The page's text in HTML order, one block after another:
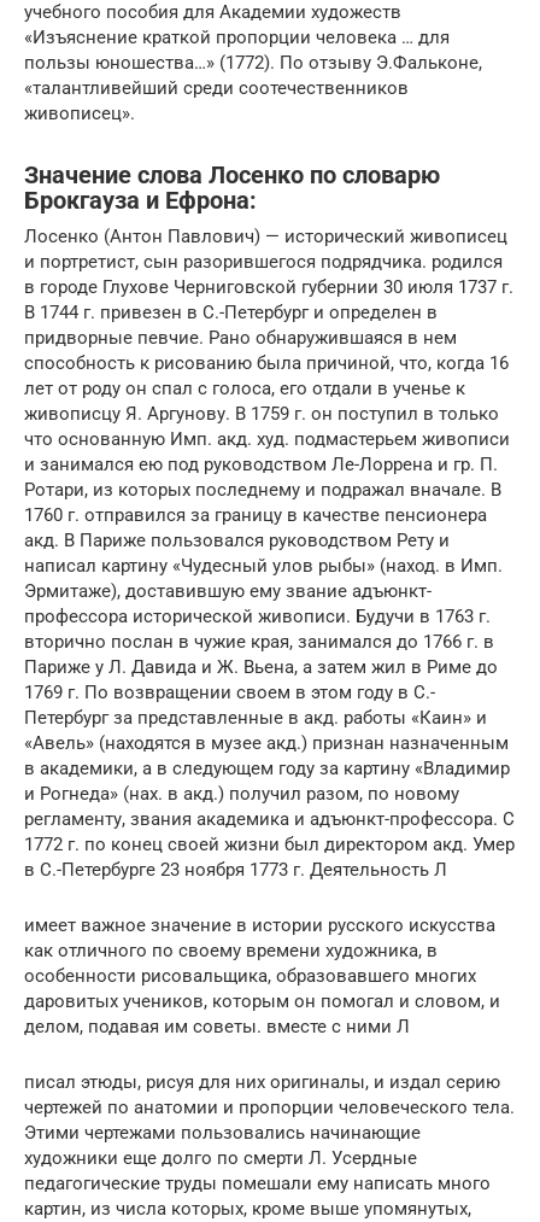
учебного пособия для Академии художеств
«Изъяснение краткой пропорции человека … для
пользы юношества…» (1772). По отзыву Э.Фальконе,
«талантливейший среди соотечественников
живописец».
Значение слова Лосенко по словарю
Брокгауза и Ефрона:
Лосенко (Антон Павлович) — исторический живописец
и портретист, сын разорившегося подрядчика. родился
в городе Глухове Черниговской губернии 30 июля 1737 г.
В 1744 г. привезен в С.-Петербург и определен в
придворные певчие. Рано обнаружившаяся в нем
способность к рисованию была причиной, что, когда 16
лет от роду он спал с голоса, его отдали в ученье к
живописцу Я. Аргунову. В 1759 г. он поступил в только
что основанную Имп. акд. худ. подмастерьем живописи
и занимался ею под руководством Ле-Лоррена и гр. П.
Ротари, из которых последнему и подражал вначале. В
1760 г. отправился за границу в качестве пенсионера
акд. В Париже пользовался руководством Рету и
написал картину «Чудесный улов рыбы» (наход. в Имп.
Эрмитаже), доставившую ему звание адъюнкт-
профессора исторической живописи. Будучи в 1763 г.
вторично послан в чужие края, занимался до 1766 г. в
Париже у Л. Давида и Ж. Вьена, а затем жил в Риме до
1769 г. По возвращении своем в этом году в С.-
Петербург за представленные в акд. работы «Каин» и
«Авель» (находятся в музее акд.) признан назначенным
в академики, а в следующем году за картину «Владимир
и Рогнеда» (нах. в акд.) получил разом, по новому
регламенту, звания академика и адъюнкт-профессора. С
1772 г. по конец своей жизни был директором акд. Умер
в С.-Петербурге 23 ноября 1773 г. Деятельность Л
имеет важное значение в истории русского искусства
как отличного по своему времени художника, в
особенности рисовальщика, образовавшего многих
даровитых учеников, которым он помогал и словом, и
делом, подавая им советы. вместе с ними Л
писал этюды, рисуя для них оригиналы, и издал серию
чертежей по анатомии и пропорции человеческого тела.
Этими чертежами пользовались начинающие
художники еще долго по смерти Л. Усердные
педагогические труды помешали ему написать много
картин, из числа которых, кроме выше упомянутых,